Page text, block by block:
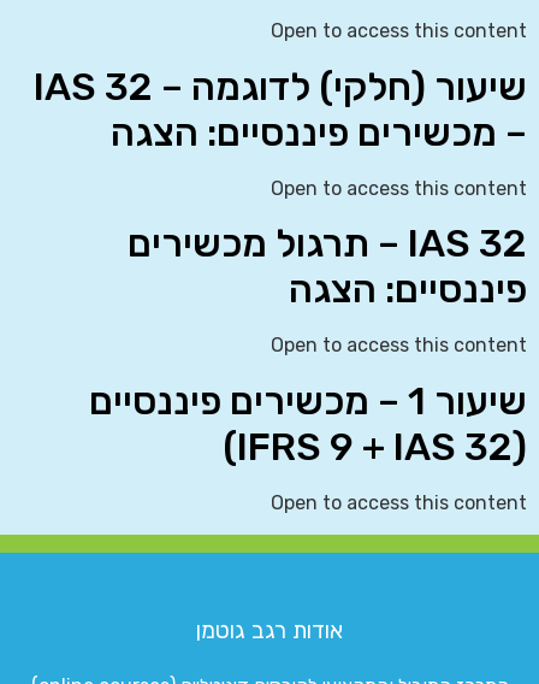
Open to access this content
שיעור (חלקי) לדוגמה – IAS 32
– מכשירים פיננסיים: הצגה
Open to access this content
IAS 32 – תרגול מכשירים
פיננסיים: הצגה
Open to access this content
שיעור 1 – מכשירים פיננסיים
(IFRS 9 + IAS 32)
Open to access this content
אודות רגב גוטמן